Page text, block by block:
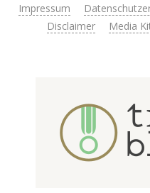
Impressum
Disclaimer
Media